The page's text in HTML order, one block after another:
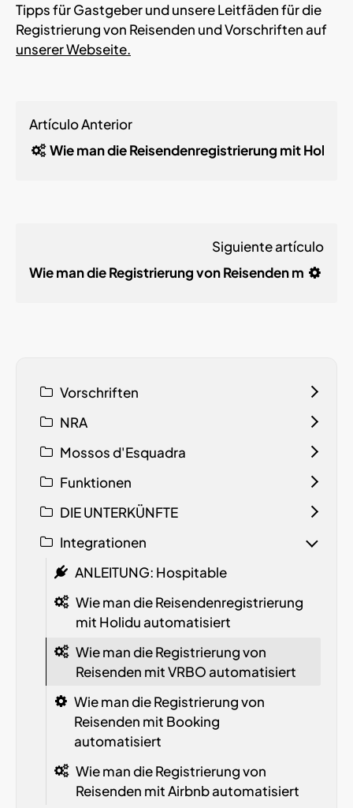
Tipps für Gastgeber und unsere Leitfäden für die
Registrierung von Reisenden und Vorschriften auf
unserer Webseite.
Artículo Anterior
Wie man die Reisendenregistrierung mit Holidu
Siguiente artículo
Wie man die Registrierung von Reisenden mit
Vorschriften
NRA
Mossos d'Esquadra
Funktionen
DIE UNTERKÜNFTE
Integrationen
ANLEITUNG: Hospitable
Wie man die Reisendenregistrierung
mit Holidu automatisiert
Wie man die Registrierung von
Reisenden mit VRBO automatisiert
Wie man die Registrierung von
Reisenden mit Booking
automatisiert
Wie man die Registrierung von
Reisenden mit Airbnb automatisiert